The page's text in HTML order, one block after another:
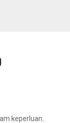
keperluan.